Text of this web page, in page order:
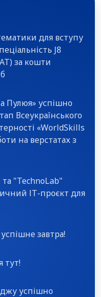
для вступу
J8
за кошти
Пулюя» успішно
Всеукраїнського
«WorldSkills
на верстатах з
"TechnoLab"
ІТ-проєкт для
завтра!
тут!
успішно